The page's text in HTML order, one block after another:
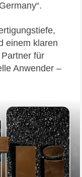
einem klaren
für
Anwender –